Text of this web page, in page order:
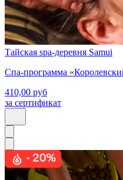
Тайская spa-деревня Samui
Спа-программа
410,00 руб
за сертификат